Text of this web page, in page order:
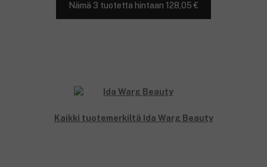
Nämä 3 tuotetta hintaan 128,05 €
Kaikki tuotemerkiltä Ida Warg Beauty